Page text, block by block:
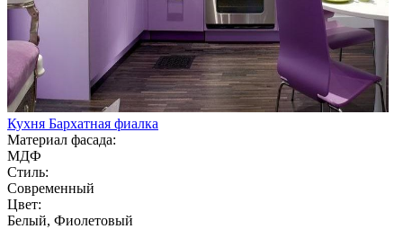
Кухня Бархатная фиалка
Материал фасада:
МДФ
Стиль:
Современный
Цвет:
Белый, Фиолетовый